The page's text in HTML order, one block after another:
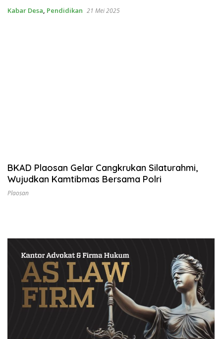
Kabar Desa, Pendidikan 21 Mei 2025
BKAD Plaosan Gelar Cangkrukan Silaturahmi,
Wujudkan Kamtibmas Bersama Polri
Plaosan